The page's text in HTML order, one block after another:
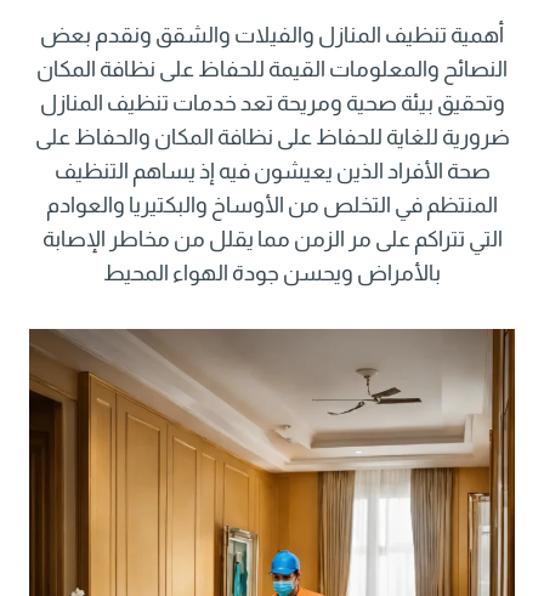
أهمية تنظيف المنازل والفيلات والشقق ونقدم بعض
النصائح والمعلومات القيمة للحفاظ على نظافة المكان
وتحقيق بيئة صحية ومريحة تعد خدمات تنظيف المنازل
ضرورية للغاية للحفاظ على نظافة المكان والحفاظ على
صحة الأفراد الذين يعيشون فيه إذ يساهم التنظيف
المنتظم في التخلص من الأوساخ والبكتيريا والعوادم
التي تتراكم على مر الزمن مما يقلل من مخاطر الإصابة
بالأمراض ويحسن جودة الهواء المحيط